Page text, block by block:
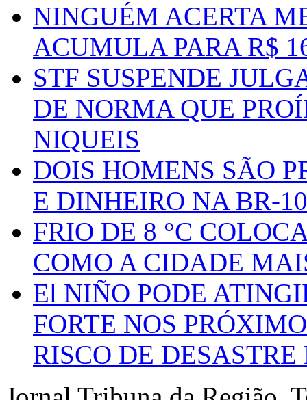
NINGUÉM ACERTA
ACUMULA PARA R$
STF SUSPENDE
DE NORMA QUE
NIQUEIS
DOIS HOMENS SÃO
E DINHEIRO NA BR-
FRIO DE 8 °C
COMO A CIDADE
El NIÑO PODE
FORTE NOS
RISCO DE